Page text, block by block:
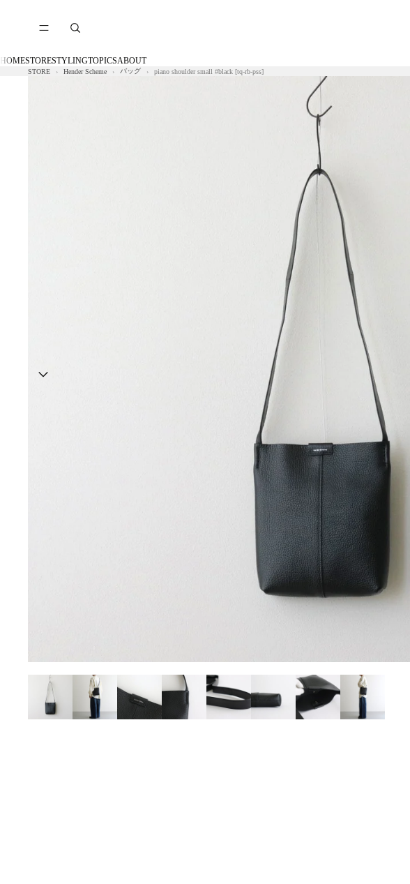
HOMESTORESTYLINGTOPICSABOUT
STORE Hender Scheme バッグ piano shoulder small #black [tq-rb-pss]